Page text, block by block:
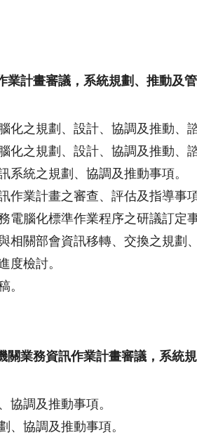
業計畫審議，系統規劃、推動及
化之規劃、設計、協調及推動、
化之規劃、設計、協調及推動、
系統之規劃、協調及推動事項。
作業計畫之審查、評估及指導事項
電腦化標準作業程序之研議訂定事
相關部會資訊移轉、交換之規劃
度檢討。
。
業務資訊作業計畫審議，系統規
協調及推動事項。
、協調及推動事項。